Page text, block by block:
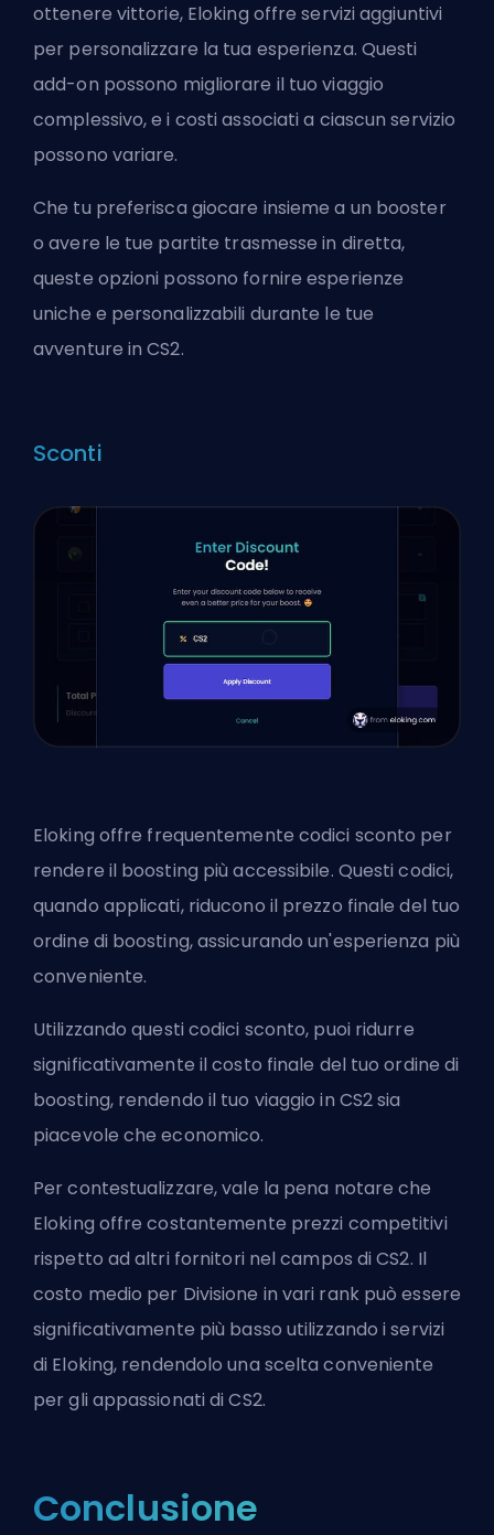
ottenere vittorie, Eloking offre servizi aggiuntivi
per personalizzare la tua esperienza. Questi
add-on possono migliorare il tuo viaggio
complessivo, e i costi associati a ciascun servizio
possono variare.
Che tu preferisca giocare insieme a un booster
o avere le tue partite trasmesse in diretta,
queste opzioni possono fornire esperienze
uniche e personalizzabili durante le tue
avventure in CS2.
Sconti
Eloking offre frequentemente codici sconto per
rendere il boosting più accessibile. Questi codici,
quando applicati, riducono il prezzo finale del tuo
ordine di boosting, assicurando un'esperienza più
conveniente.
Utilizzando questi codici sconto, puoi ridurre
significativamente il costo finale del tuo ordine di
boosting, rendendo il tuo viaggio in CS2 sia
piacevole che economico.
Per contestualizzare, vale la pena notare che
Eloking offre costantemente prezzi competitivi
rispetto ad altri fornitori nel campos di CS2. Il
costo medio per Divisione in vari rank può essere
significativamente più basso utilizzando i servizi
di Eloking, rendendolo una scelta conveniente
per gli appassionati di CS2.
Conclusione